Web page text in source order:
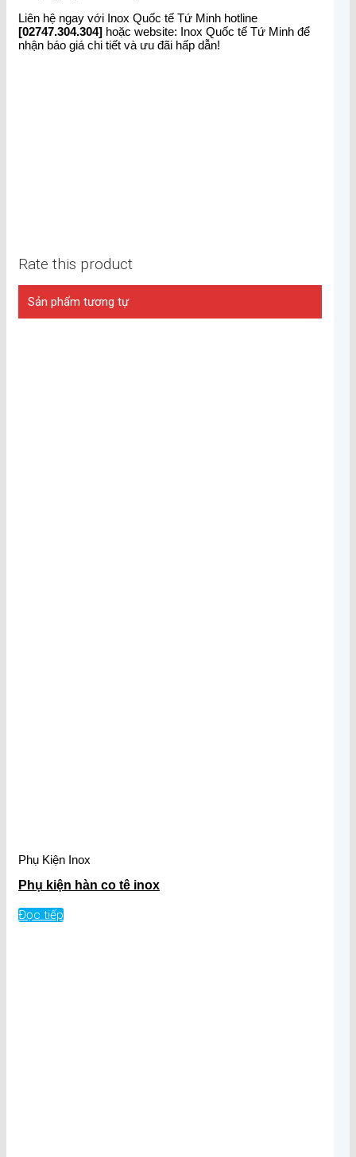
Liên hệ ngay với Inox Quốc tế Tứ Minh hotline
[02747.304.304] hoặc website: Inox Quốc tế Tứ Minh để
nhận báo giá chi tiết và ưu đãi hấp dẫn!
Rate this product
Sản phẩm tương tự
Phụ Kiện Inox
Phụ kiện hàn co tê inox
Đọc tiếp